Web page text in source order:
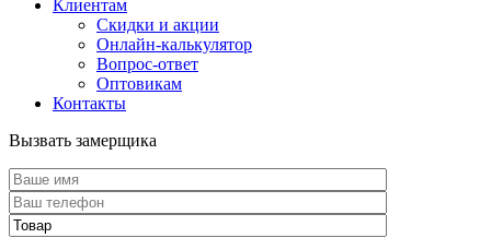
Клиентам
Скидки и акции
Онлайн-калькулятор
Вопрос-ответ
Оптовикам
Контакты
Вызвать замерщика